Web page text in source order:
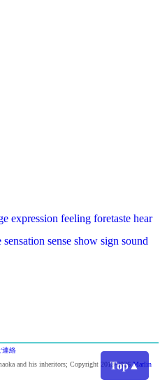
Top▲
expression feeling foretaste hear
sensation sense show sign sound
連絡
and his inheritors; Copyright 2013-2026 Marlin